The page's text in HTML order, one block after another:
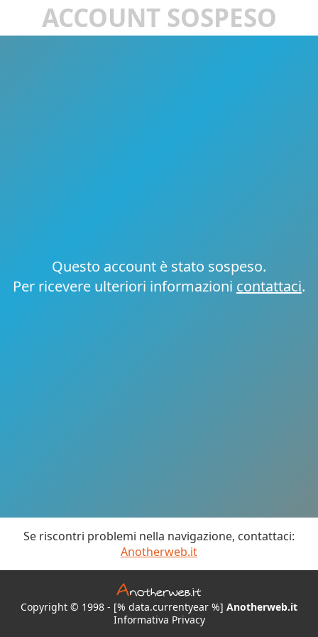
ACCOUNT SOSPESO
Questo account è stato sospeso.
Per ricevere ulteriori informazioni contattaci.
Se riscontri problemi nella navigazione, contattaci:
Anotherweb.it
Copyright © 1998 - [% data.currentyear %] Anotherweb.it
Informativa Privacy